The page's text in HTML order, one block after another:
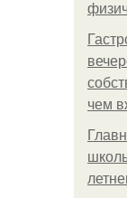
чем